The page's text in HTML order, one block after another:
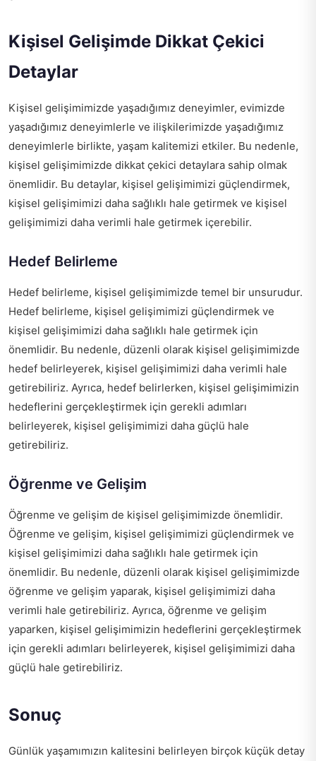
Kişisel Gelişimde Dikkat Çekici
Detaylar
Kişisel gelişimimizde yaşadığımız deneyimler, evimizde
yaşadığımız deneyimlerle ve ilişkilerimizde yaşadığımız
deneyimlerle birlikte, yaşam kalitemizi etkiler. Bu nedenle,
kişisel gelişimimizde dikkat çekici detaylara sahip olmak
önemlidir. Bu detaylar, kişisel gelişimimizi güçlendirmek,
kişisel gelişimimizi daha sağlıklı hale getirmek ve kişisel
gelişimimizi daha verimli hale getirmek içerebilir.
Hedef Belirleme
Hedef belirleme, kişisel gelişimimizde temel bir unsurudur.
Hedef belirleme, kişisel gelişimimizi güçlendirmek ve
kişisel gelişimimizi daha sağlıklı hale getirmek için
önemlidir. Bu nedenle, düzenli olarak kişisel gelişimimizde
hedef belirleyerek, kişisel gelişimimizi daha verimli hale
getirebiliriz. Ayrıca, hedef belirlerken, kişisel gelişimimizin
hedeflerini gerçekleştirmek için gerekli adımları
belirleyerek, kişisel gelişimimizi daha güçlü hale
getirebiliriz.
Öğrenme ve Gelişim
Öğrenme ve gelişim de kişisel gelişimimizde önemlidir.
Öğrenme ve gelişim, kişisel gelişimimizi güçlendirmek ve
kişisel gelişimimizi daha sağlıklı hale getirmek için
önemlidir. Bu nedenle, düzenli olarak kişisel gelişimimizde
öğrenme ve gelişim yaparak, kişisel gelişimimizi daha
verimli hale getirebiliriz. Ayrıca, öğrenme ve gelişim
yaparken, kişisel gelişimimizin hedeflerini gerçekleştirmek
için gerekli adımları belirleyerek, kişisel gelişimimizi daha
güçlü hale getirebiliriz.
Sonuç
Günlük yaşamımızın kalitesini belirleyen birçok küçük detay